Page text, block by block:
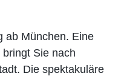
ab München. Eine
Sie nach
Die spektakuläre